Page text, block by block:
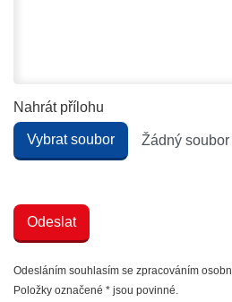
Nahrát přílohu
Vybrat soubor Žádný
Odesláním souhlasím se zpracováním
Položky označené * jsou povinné.